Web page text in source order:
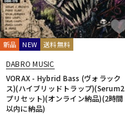
新品 NEW 送料無料
DABRO MUSIC
VORAX - Hybrid Bass (ヴォラック
ス)(ハイブリッドトラップ)(Serum2
プリセット)(オンライン納品)(2時間
以内に納品)